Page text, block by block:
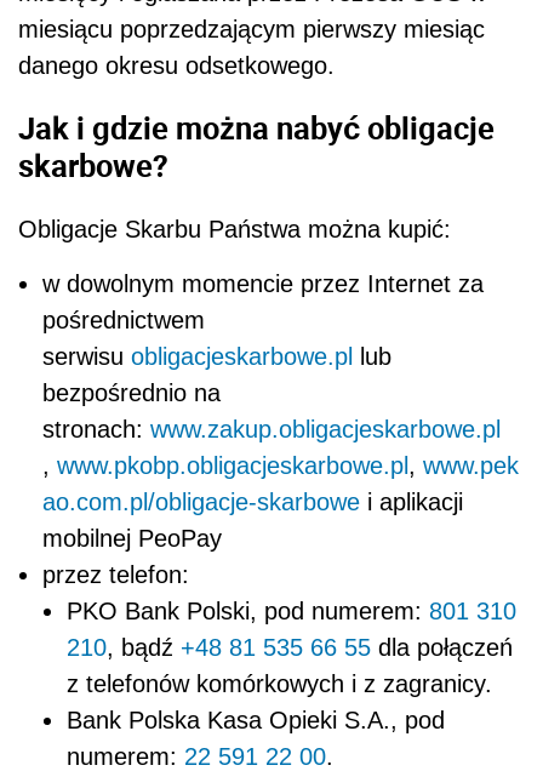
miesiącu poprzedzającym pierwszy miesiąc
danego okresu odsetkowego.
Jak i gdzie można nabyć obligacje
skarbowe?
Obligacje Skarbu Państwa można kupić:
w dowolnym momencie przez Internet za
pośrednictwem
serwisu obligacjeskarbowe.pl
lub
bezpośrednio na
stronach: www.zakup.obligacjeskarbowe.pl
, www.pkobp.obligacjeskarbowe.pl , www.pek
ao.com.pl/obligacje-skarbowe i aplikacji
mobilnej PeoPay
przez telefon:
PKO Bank Polski, pod numerem: 801 310
210, bądź +48 81 535 66 55 dla połączeń
z telefonów komórkowych i z zagranicy.
Bank Polska Kasa Opieki S.A., pod
numerem: 22 591 22 00.